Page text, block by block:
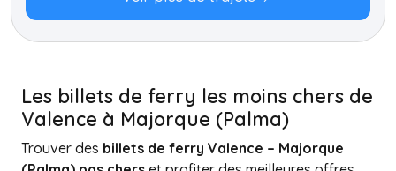
Les billets de ferry les moins chers de
Valence à Majorque (Palma)
Trouver des billets de ferry Valence – Majorque